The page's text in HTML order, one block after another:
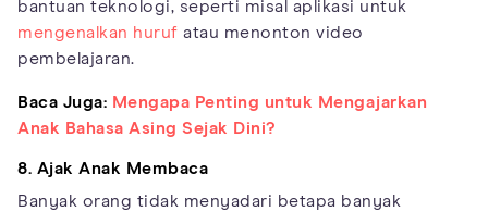
bantuan teknologi, seperti misal aplikasi untuk
mengenalkan huruf atau menonton video
pembelajaran.
Baca Juga: Mengapa Penting untuk Mengajarkan
Anak Bahasa Asing Sejak Dini?
8. Ajak Anak Membaca
Banyak orang tidak menyadari betapa banyak